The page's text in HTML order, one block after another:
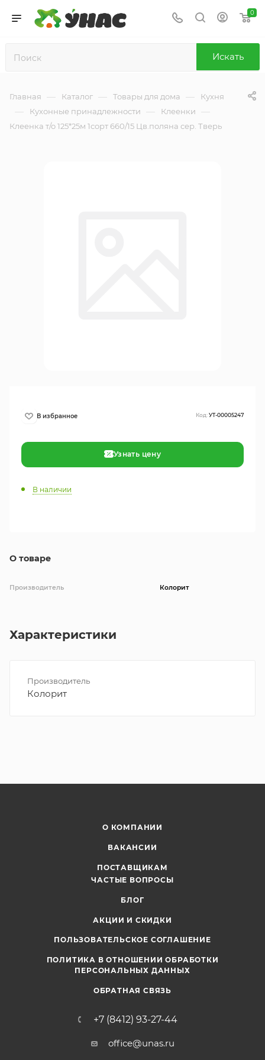
0
Искать
Главная — Каталог — Товары для дома — Кухня
— Кухонные принадлежности — Клеенки —
Клеенка т/о 125*25м 1сорт 660/15 Цв.поляна сер. Тверь
О товаре
Производитель Колорит
Код:УТ-00005247
Узнать цену
В наличии
Характеристики
Производитель
Колорит
О КОМПАНИИ
ВАКАНСИИ
ПОСТАВЩИКАМ
ЧАСТЫЕ ВОПРОСЫ
БЛОГ
АКЦИИ И СКИДКИ
ПОЛЬЗОВАТЕЛЬСКОЕ СОГЛАШЕНИЕ
ПОЛИТИКА В ОТНОШЕНИИ ОБРАБОТКИ
ПЕРСОНАЛЬНЫХ ДАННЫХ
ОБРАТНАЯ СВЯЗЬ
+7 (8412) 93-27-44
office@unas.ru